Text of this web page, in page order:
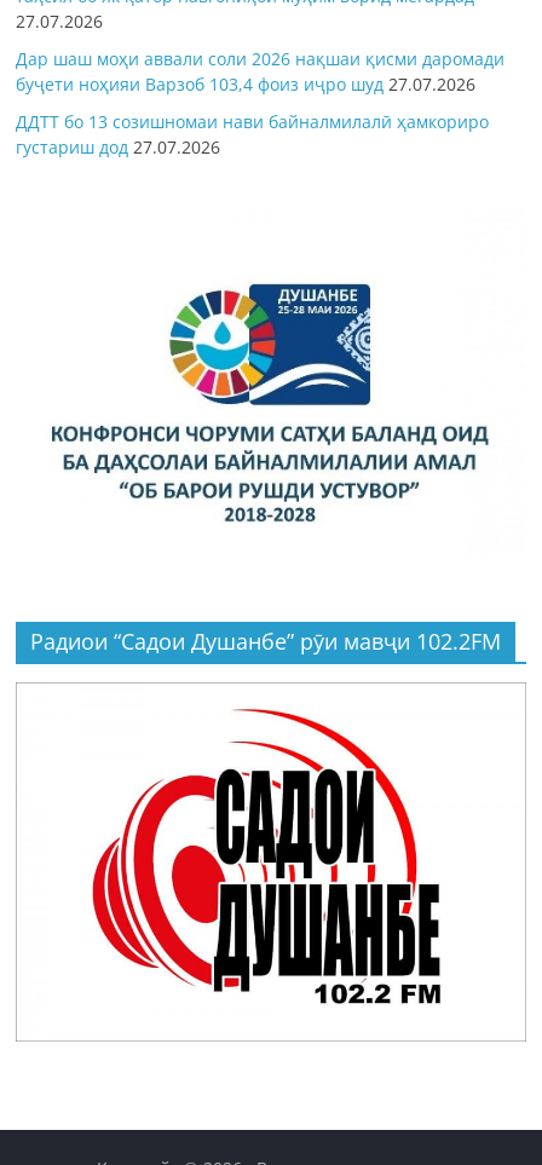
27.07.2026
Дар шаш моҳи аввали соли 2026 нақшаи қисми даромади
буҷети ноҳияи Варзоб 103,4 фоиз иҷро шуд 27.07.2026
ДДТТ бо 13 созишномаи нави байналмилалӣ ҳамкориро
густариш дод 27.07.2026
Радиои “Садои Душанбе” рӯи мавҷи 102.2FM